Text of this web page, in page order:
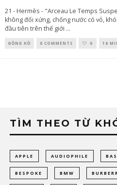
21 - Hermès - "Arceau Le Temps
không đối xứng, chống nước có vỏ,
đầu tiên trên thế giới ...
ĐỒNG HỒ 0 COMMENTS 0 16
TÌM THEO TỪ
APPLE AUDIOPHILE
BESPOKE BMW